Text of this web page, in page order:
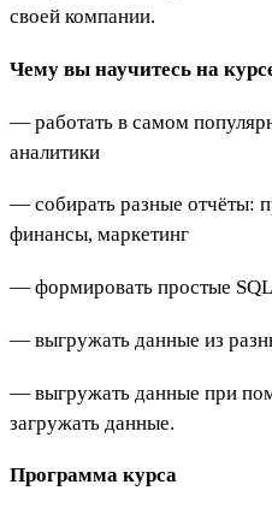
своей компании.
Чему вы научитесь на
— работать в самом
аналитики
— собирать разные отчёты:
финансы, маркетинг
— формировать простые
— выгружать данные из
— выгружать данные при
загружать данные.
Программа курса